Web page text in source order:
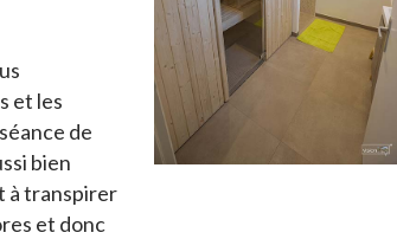
et les
de
bien
à transpirer
et donc